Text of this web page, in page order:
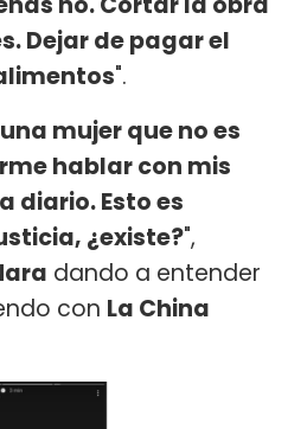
Dejar de pagar el
".
mujer que no es
hablar con mis
diario. Esto es
¿existe?",
dando a entender
con La China